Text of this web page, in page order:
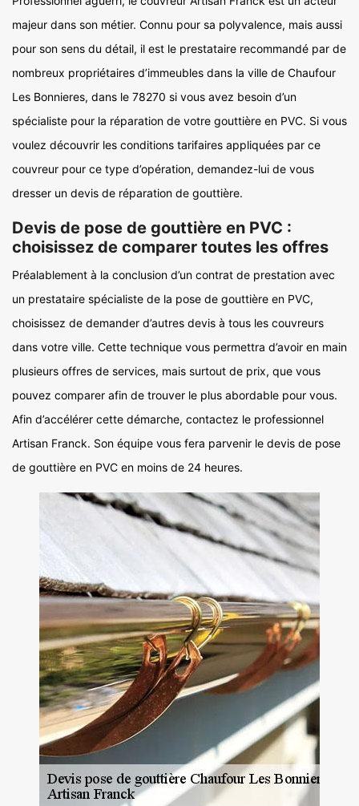
majeur dans son métier. Connu pour sa polyvalence, mais aussi
pour son sens du détail, il est le prestataire recommandé par de
nombreux propriétaires d’immeubles dans la ville de Chaufour
Les Bonnieres, dans le 78270 si vous avez besoin d’un
spécialiste pour la réparation de votre gouttière en PVC. Si vous
voulez découvrir les conditions tarifaires appliquées par ce
couvreur pour ce type d’opération, demandez-lui de vous
dresser un devis de réparation de gouttière.
Devis de pose de gouttière en PVC :
choisissez de comparer toutes les offres
Préalablement à la conclusion d’un contrat de prestation avec
un prestataire spécialiste de la pose de gouttière en PVC,
choisissez de demander d’autres devis à tous les couvreurs
dans votre ville. Cette technique vous permettra d’avoir en main
plusieurs offres de services, mais surtout de prix, que vous
pouvez comparer afin de trouver le plus abordable pour vous.
Afin d’accélérer cette démarche, contactez le professionnel
Artisan Franck. Son équipe vous fera parvenir le devis de pose
de gouttière en PVC en moins de 24 heures.